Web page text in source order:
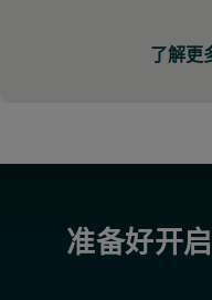
了解更
准备好开